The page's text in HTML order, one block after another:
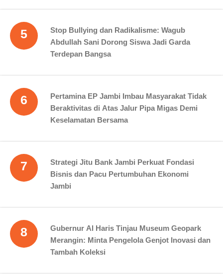
5
Stop Bullying dan Radikalisme: Wagub
Abdullah Sani Dorong Siswa Jadi Garda
Terdepan Bangsa
6
Pertamina EP Jambi Imbau Masyarakat Tidak
Beraktivitas di Atas Jalur Pipa Migas Demi
Keselamatan Bersama
7
Strategi Jitu Bank Jambi Perkuat Fondasi
Bisnis dan Pacu Pertumbuhan Ekonomi
Jambi
8
Gubernur Al Haris Tinjau Museum Geopark
Merangin: Minta Pengelola Genjot Inovasi dan
Tambah Koleksi